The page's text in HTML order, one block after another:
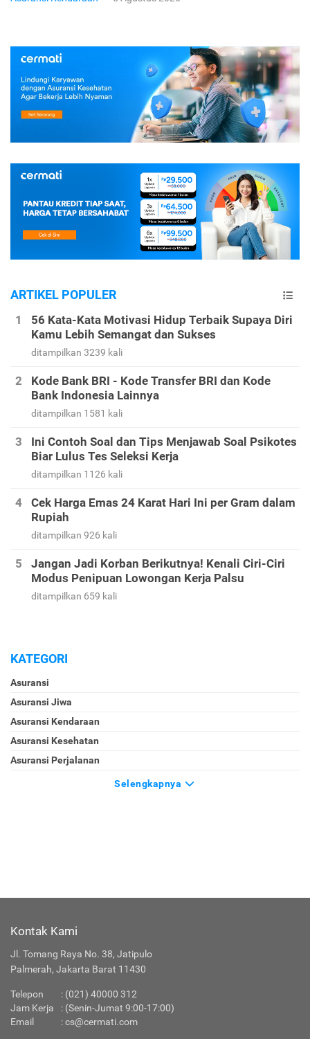
ARTIKEL POPULER
56 Kata-Kata Motivasi Hidup Terbaik Supaya Diri
Kamu Lebih Semangat dan Sukses
ditampilkan 3239 kali
Kode Bank BRI - Kode Transfer BRI dan Kode
Bank Indonesia Lainnya
ditampilkan 1581 kali
Ini Contoh Soal dan Tips Menjawab Soal Psikotes
Biar Lulus Tes Seleksi Kerja
ditampilkan 1126 kali
Cek Harga Emas 24 Karat Hari Ini per Gram dalam
Rupiah
ditampilkan 926 kali
Jangan Jadi Korban Berikutnya! Kenali Ciri-Ciri
Modus Penipuan Lowongan Kerja Palsu
ditampilkan 659 kali
KATEGORI
Asuransi
Asuransi Jiwa
Asuransi Kendaraan
Asuransi Kesehatan
Asuransi Perjalanan
Selengkapnya
Kontak Kami
Jl. Tomang Raya No. 38, Jatipulo
Palmerah, Jakarta Barat 11430
Telepon : (021) 40000 312
Jam Kerja
: (Senin-Jumat 9:00-17:00)
Email
:cs@cermati.com